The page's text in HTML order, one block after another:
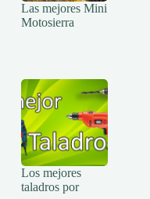
Las mejores Mini
Motosierra
Los mejores
taladros por